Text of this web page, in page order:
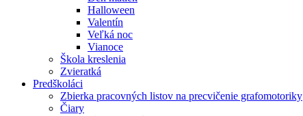
Halloween
Valentín
Veľká noc
Vianoce
Škola kreslenia
Zvieratká
Predškoláci
Zbierka pracovných listov na precvičenie grafomotoriky
Čiary